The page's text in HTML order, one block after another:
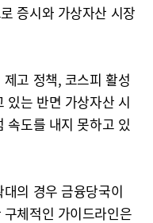
증시와 가상자산 시장
고 정책, 코스피 활성
있는 반면 가상자산 시
속도를 내지 못하고 있
의 경우 금융당국이
체적인 가이드라인은